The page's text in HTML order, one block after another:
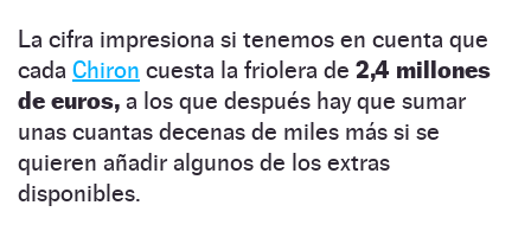
La cifra impresiona si tenemos en cuenta que
cada Chiron cuesta la friolera de 2,4 millones
de euros, a los que después hay que sumar
unas cuantas decenas de miles más si se
quieren añadir algunos de los extras
disponibles.